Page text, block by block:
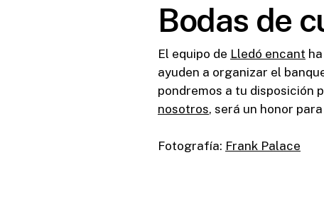
Bodas de
El equipo de Lledó encant
ayuden a organizar el
pondremos a tu disposición
nosotros, será un honor
Fotografía: Frank Palace